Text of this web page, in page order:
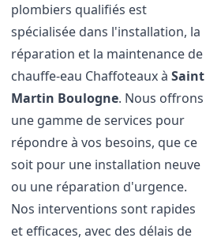
plombiers qualifiés est
spécialisée dans l'installation, la
réparation et la maintenance de
chauffe-eau Chaffoteaux àSaint
Martin Boulogne. Nous offrons
une gamme de services pour
répondre à vos besoins, que ce
soit pour une installation neuve
ou une réparation d'urgence.
Nos interventions sont rapides
et efficaces, avec des délais de